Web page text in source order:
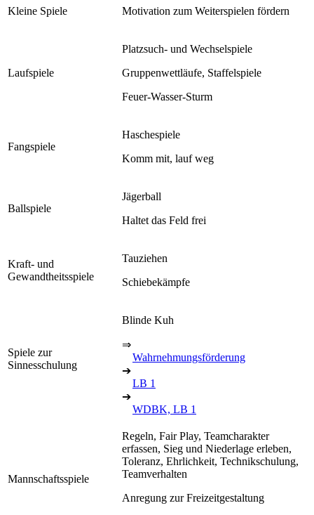
Kleine Spiele Motivation zum Weiterspielen fördern
Laufspiele
Platzsuch- und Wechselspiele
Gruppenwettläufe, Staffelspiele
Feuer-Wasser-Sturm
Fangspiele
Haschespiele
Komm mit, lauf weg
Ballspiele
Jägerball
Haltet das Feld frei
Kraft- und
Gewandtheitsspiele
Tauziehen
Schiebekämpfe
Spiele zur
Sinnesschulung
Blinde Kuh
⇒
Wahrnehmungsförderung
➔
LB 1
➔
WDBK, LB 1
Mannschaftsspiele
Regeln, Fair Play, Teamcharakter
erfassen, Sieg und Niederlage erleben,
Toleranz, Ehrlichkeit, Technikschulung,
Teamverhalten
Anregung zur Freizeitgestaltung